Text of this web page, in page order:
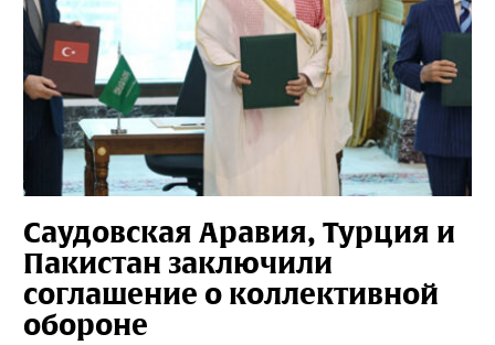
Саудовская Аравия, Турция и
Пакистан заключили
соглашение о коллективной
обороне